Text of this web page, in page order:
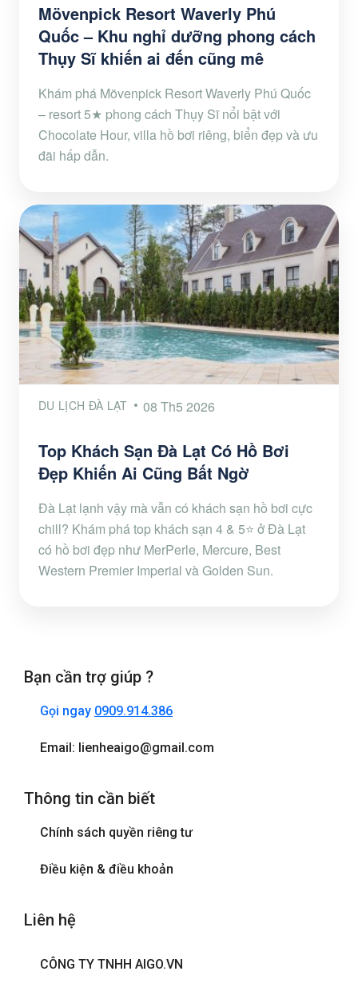
Mövenpick Resort Waverly Phú
Quốc – Khu nghỉ dưỡng phong cách
Thụy Sĩ khiến ai đến cũng mê
Khám phá Mövenpick Resort Waverly Phú Quốc
– resort 5★ phong cách Thụy Sĩ nổi bật với
Chocolate Hour, villa hồ bơi riêng, biển đẹp và ưu
đãi hấp dẫn.
DU LỊCH ĐÀ LẠT 08 Th5 2026
Top Khách Sạn Đà Lạt Có Hồ Bơi
Đẹp Khiến Ai Cũng Bất Ngờ
Đà Lạt lạnh vậy mà vẫn có khách sạn hồ bơi cực
chill? Khám phá top khách sạn 4 & 5⭐ ở Đà Lạt
có hồ bơi đẹp như MerPerle, Mercure, Best
Western Premier Imperial và Golden Sun.
Bạn cần trợ giúp ?
Gọi ngay 0909.914.386
Email: lienheaigo@gmail.com
Thông tin cần biết
Chính sách quyền riêng tư
Điều kiện & điều khoản
Liên hệ
CÔNG TY TNHH AIGO.VN